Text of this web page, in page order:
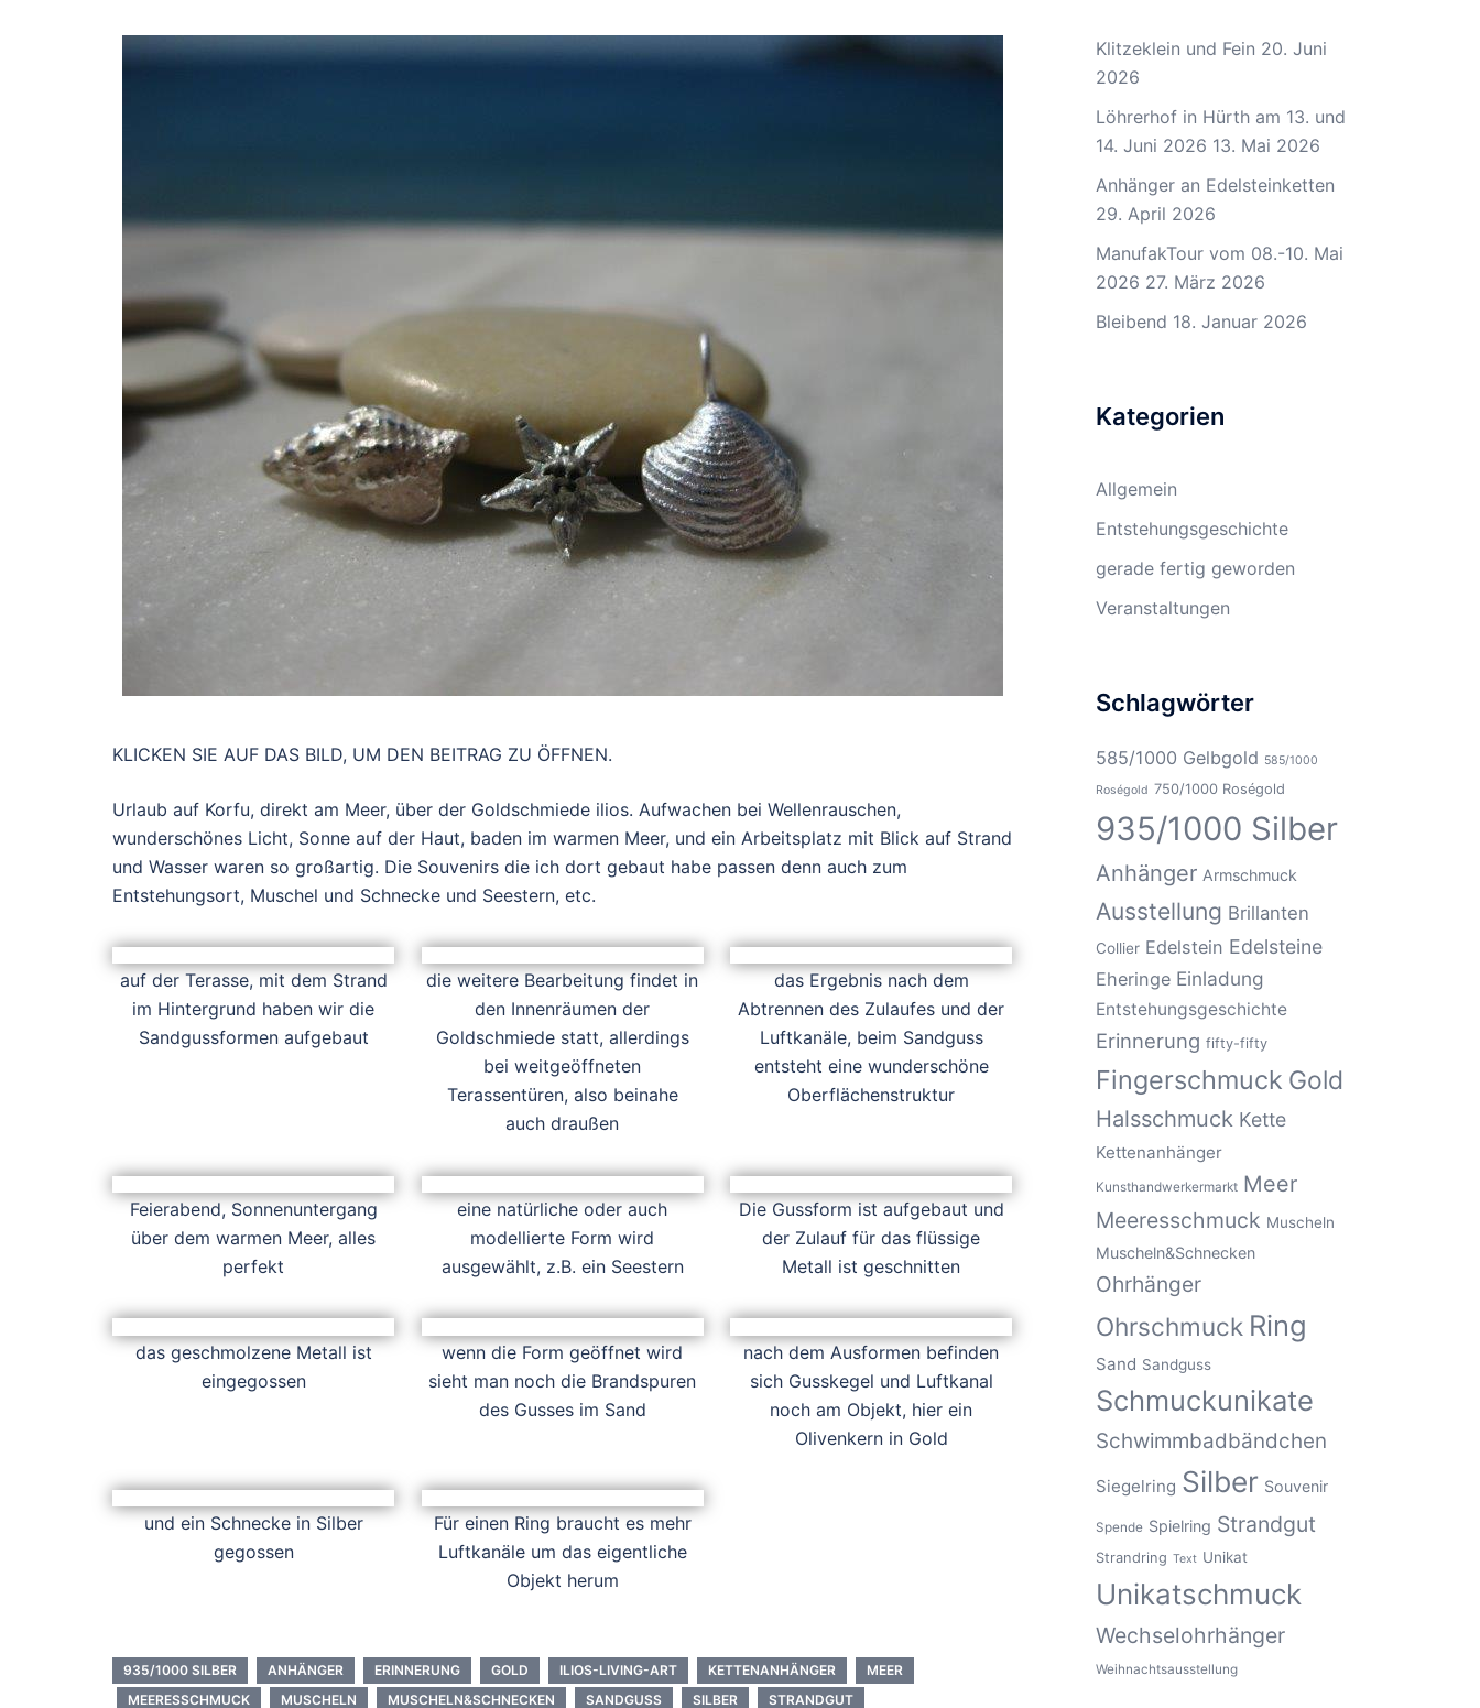
KLICKEN SIE AUF DAS BILD, UM DEN BEITRAG ZU ÖFFNEN.
Urlaub auf Korfu, direkt am Meer, über der Goldschmiede ilios. Aufwachen bei Wellenrauschen,
wunderschönes Licht, Sonne auf der Haut, baden im warmen Meer, und ein Arbeitsplatz mit Blick auf Strand
und Wasser waren so großartig. Die Souvenirs die ich dort gebaut habe passen denn auch zum
Entstehungsort, Muschel und Schnecke und Seestern, etc.
auf der Terasse, mit dem Strand
im Hintergrund haben wir die
Sandgussformen aufgebaut
die weitere Bearbeitung findet in
den Innenräumen der
Goldschmiede statt, allerdings
bei weitgeöffneten
Terassentüren, also beinahe
auch draußen
das Ergebnis nach dem
Abtrennen des Zulaufes und der
Luftkanäle, beim Sandguss
entsteht eine wunderschöne
Oberflächenstruktur
Feierabend, Sonnenuntergang
über dem warmen Meer, alles
perfekt
eine natürliche oder auch
modellierte Form wird
ausgewählt, z.B. ein Seestern
Die Gussform ist aufgebaut und
der Zulauf für das flüssige
Metall ist geschnitten
das geschmolzene Metall ist
eingegossen
wenn die Form geöffnet wird
sieht man noch die Brandspuren
des Gusses im Sand
nach dem Ausformen befinden
sich Gusskegel und Luftkanal
noch am Objekt, hier ein
Olivenkern in Gold
und ein Schnecke in Silber
gegossen
Für einen Ring braucht es mehr
Luftkanäle um das eigentliche
Objekt herum
935/1000 SILBER ANHÄNGER ERINNERUNG GOLD ILIOS-LIVING-ART KETTENANHÄNGER
MEER
MEERESSCHMUCK
MUSCHELN MUSCHELN&SCHNECKEN SANDGUSS SILBER STRANDGUT
Klitzeklein und Fein 20. Juni
2026
Löhrerhof in Hürth am 13. und
14. Juni 2026 13. Mai 2026
Anhänger an Edelsteinketten
29. April 2026
ManufakTour vom 08.-10. Mai
2026 27. März 2026
Bleibend 18. Januar 2026
Kategorien
Allgemein
Entstehungsgeschichte
gerade fertig geworden
Veranstaltungen
Schlagwörter
585/1000 Gelbgold 585/1000
Roségold 750/1000 Roségold
935/1000 Silber
Anhänger Armschmuck
Ausstellung Brillanten
Collier Edelstein Edelsteine
Eheringe Einladung
Entstehungsgeschichte
Erinnerung fifty-fifty
Fingerschmuck Gold
Halsschmuck Kette
Kettenanhänger
Kunsthandwerkermarkt Meer
Meeresschmuck Muscheln
Muscheln&Schnecken
Ohrhänger
Ohrschmuck Ring
Sand Sandguss
Schmuckunikate
Schwimmbadbändchen
Siegelring Silber Souvenir
Spende Spielring Strandgut
Strandring Text Unikat
Unikatschmuck
Wechselohrhänger
Weihnachtsausstellung